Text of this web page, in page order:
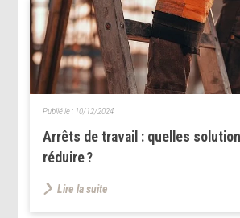
Arrêts de travail : quelles
réduire ?
Publié le : 10/12/2024
Lire la suite